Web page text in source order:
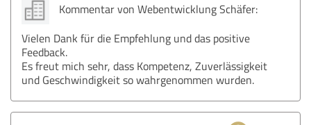
Kommentar von Webentwicklung Schäfer:
Vielen Dank für die Empfehlung und das positive
Feedback.
Es freut mich sehr, dass Kompetenz, Zuverlässigkeit
und Geschwindigkeit so wahrgenommen wurden.